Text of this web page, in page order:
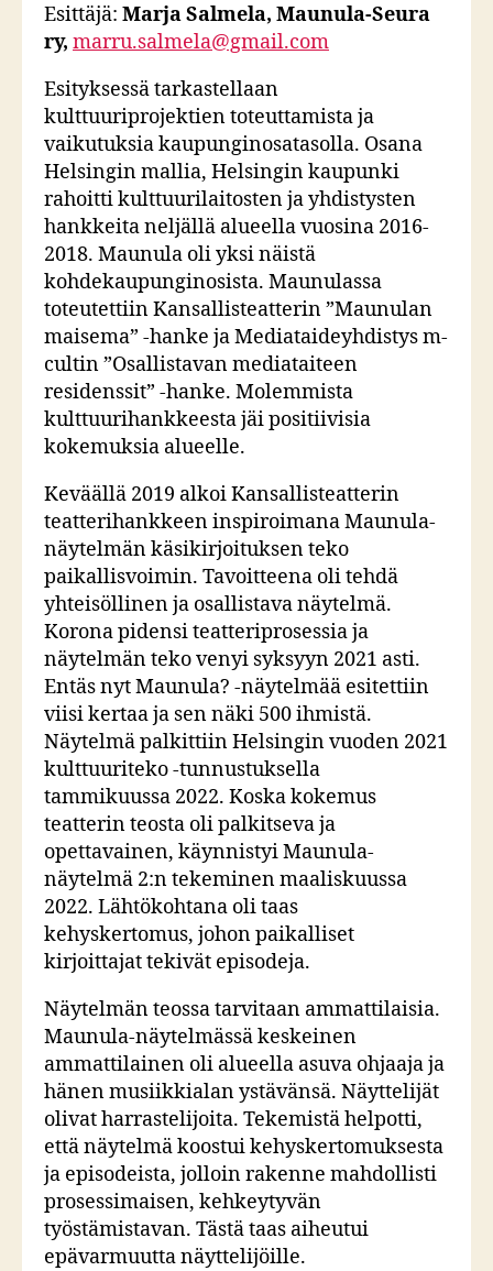
Esittäjä: Marja Salmela, Maunula-Seura
ry, marru.salmela@gmail.com
Esityksessä tarkastellaan
kulttuuriprojektien toteuttamista ja
vaikutuksia kaupunginosatasolla. Osana
Helsingin mallia, Helsingin kaupunki
rahoitti kulttuurilaitosten ja yhdistysten
hankkeita neljällä alueella vuosina 2016-
2018. Maunula oli yksi näistä
kohdekaupunginosista. Maunulassa
toteutettiin Kansallisteatterin ”Maunulan
maisema” -hanke ja Mediataideyhdistys m-
cultin ”Osallistavan mediataiteen
residenssit” -hanke. Molemmista
kulttuurihankkeesta jäi positiivisia
kokemuksia alueelle.
Keväällä 2019 alkoi Kansallisteatterin
teatterihankkeen inspiroimana Maunula-
näytelmän käsikirjoituksen teko
paikallisvoimin. Tavoitteena oli tehdä
yhteisöllinen ja osallistava näytelmä.
Korona pidensi teatteriprosessia ja
näytelmän teko venyi syksyyn 2021 asti.
Entäs nyt Maunula? -näytelmää esitettiin
viisi kertaa ja sen näki 500 ihmistä.
Näytelmä palkittiin Helsingin vuoden 2021
kulttuuriteko -tunnustuksella
tammikuussa 2022. Koska kokemus
teatterin teosta oli palkitseva ja
opettavainen, käynnistyi Maunula-
näytelmä 2:n tekeminen maaliskuussa
2022. Lähtökohtana oli taas
kehyskertomus, johon paikalliset
kirjoittajat tekivät episodeja.
Näytelmän teossa tarvitaan ammattilaisia.
Maunula-näytelmässä keskeinen
ammattilainen oli alueella asuva ohjaaja ja
hänen musiikkialan ystävänsä. Näyttelijät
olivat harrastelijoita. Tekemistä helpotti,
että näytelmä koostui kehyskertomuksesta
ja episodeista, jolloin rakenne mahdollisti
prosessimaisen, kehkeytyvän
työstämistavan. Tästä taas aiheutui
epävarmuutta näyttelijöille.